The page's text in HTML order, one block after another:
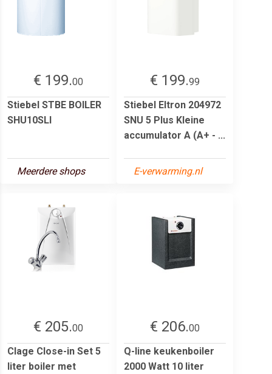
€ 199.00
Stiebel STBE BOILER
SHU10SLI
Meerdere shops
€ 199.99
Stiebel Eltron 204972
SNU 5 Plus Kleine
accumulator A (A+ - ...
E-verwarming.nl
€ 205.00
Clage Close-in Set 5
liter boiler met
€ 206.00
Q-line keukenboiler
2000 Watt 10 liter